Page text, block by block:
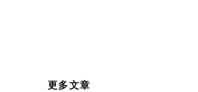
更多文章